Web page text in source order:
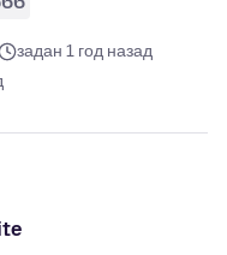
задан 1 год назад